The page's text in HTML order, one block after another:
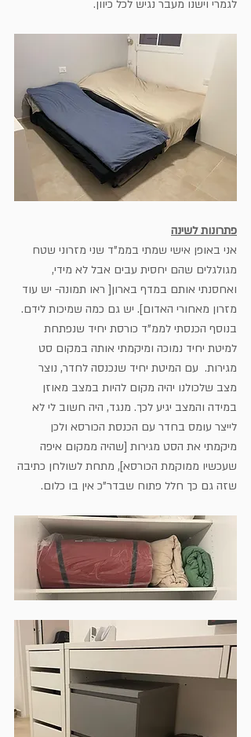
לגמרי וישנו מעבר נגיש לכל כיוון.
פתרונות לשינה
אני באופן אישי שמתי בממ"ד שני מזרוני שטח
מגולגלים שהם יחסית עבים אבל לא מידי,
ואחסנתי אותם במדף בארון[ ראו תמונה- יש עוד
מזרון מאחורי האדום]. יש גם כמה שמיכות לידם.
בנוסף הכנסתי לממ"ד כורסת יחיד שנפתחת
למיטת יחיד נמוכה ומיקמתי אותה במקום סט
מגירות.  עם המיטת יחיד שנכנסה לחדר, נוצר
מצב שלכולנו יהיה מקום להיות במצב מאוזן
במידה והמצב יגיע לכך. מנגד, היה חשוב לי לא
לייצר עומס בחדר עם הכנסת הכורסא ולכן
מיקמתי את הסט מגירות [שהיה ממקום איפה
שעכשיו ממוקמת הכורסא], מתחת לשולחן כתיבה
שזה גם כך חלל פתוח שבדר"כ אין בו כלום.